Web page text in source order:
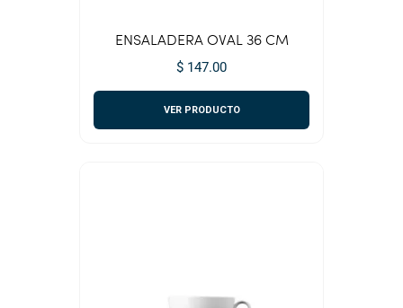
ENSALADERA OVAL 36 CM
$ 147.00
VER PRODUCTO